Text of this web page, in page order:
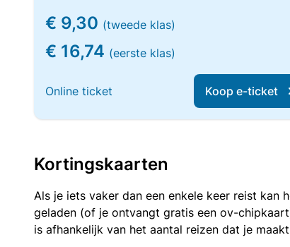
€ 9,30 (tweede klas)
€ 16,74 (eerste klas)
Online ticket Koop e-ticket
Kortingskaarten
Als je iets vaker dan een enkele keer reist
geladen (of je ontvangt gratis een ov-
is afhankelijk van het aantal reizen dat je